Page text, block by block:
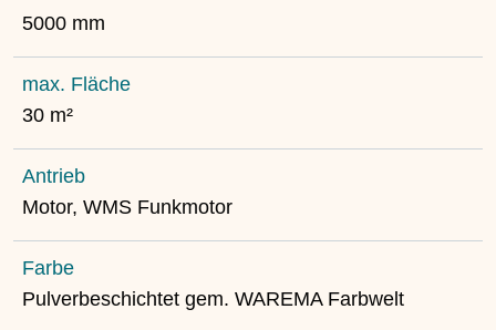
5000 mm
max. Fläche
30 m²
Antrieb
Motor, WMS Funkmotor
Farbe
Pulverbeschichtet gem. WAREMA Farbwelt